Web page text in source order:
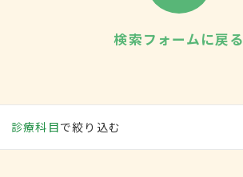
検索フォームに戻る
診療科目で絞り込む